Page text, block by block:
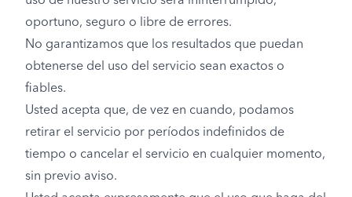
oportuno, seguro o libre de errores.
No garantizamos que los resultados que puedan
obtenerse del uso del servicio sean exactos o
fiables.
Usted acepta que, de vez en cuando, podamos
retirar el servicio por períodos indefinidos de
tiempo o cancelar el servicio en cualquier momento,
sin previo aviso.